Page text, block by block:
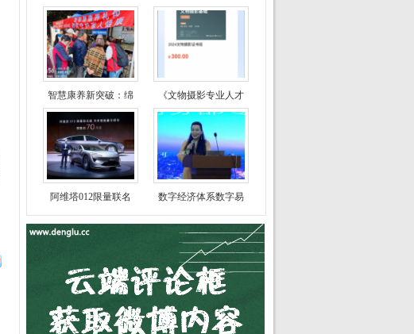
智慧康养新突破：绵 《文物摄影专业人才
阿维塔012限量联名 数字经济体系数字易